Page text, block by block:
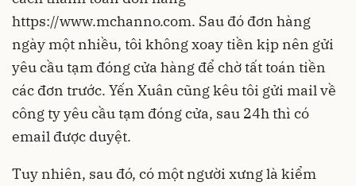
https://www.mchanno.com. Sau đó đơn hàng
ngày một nhiều, tôi không xoay tiền kịp nên gửi
yêu cầu tạm đóng cửa hàng để chờ tất toán tiền
các đơn trước. Yến Xuân cũng kêu tôi gửi mail về
công ty yêu cầu tạm đóng cửa, sau 24h thì có
email được duyệt.
Tuy nhiên, sau đó, có một người xưng là kiểm